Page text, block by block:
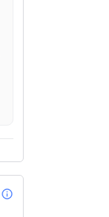
info_outline